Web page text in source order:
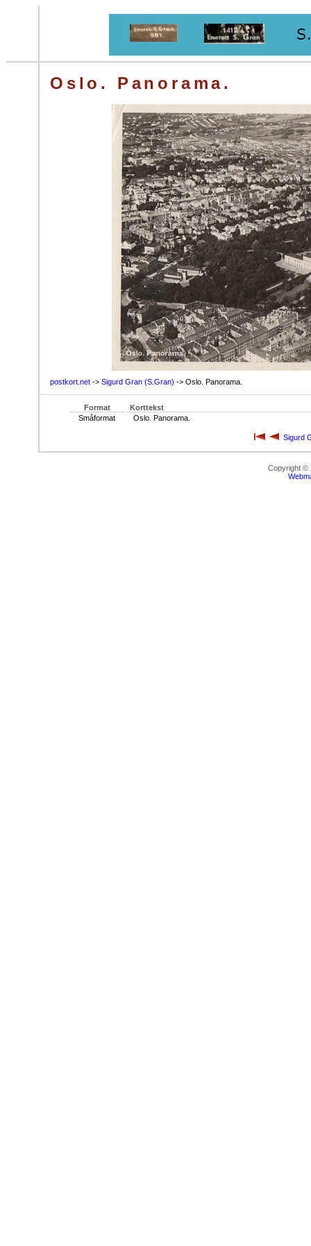
Oslo. Panorama.
postkort.net -> Sigurd Gran (S.Gran) -> Oslo. Panorama.
Format
Korttekst
Småformat
Oslo. Panorama.
Sigurd
Copyright ©